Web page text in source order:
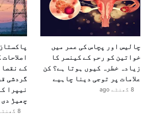
چالیس اور پچاس کی عمر میں
خواتین کو رحم کے کینسر کا
زیادہ خطرہ کیوں ہوتا ہے؟ کن
علامات پر توجی دینا چاہیے
8 گھنٹے ago
کے
گردشی
نیپرا
چھیڑ دی
8 گھنٹے ago